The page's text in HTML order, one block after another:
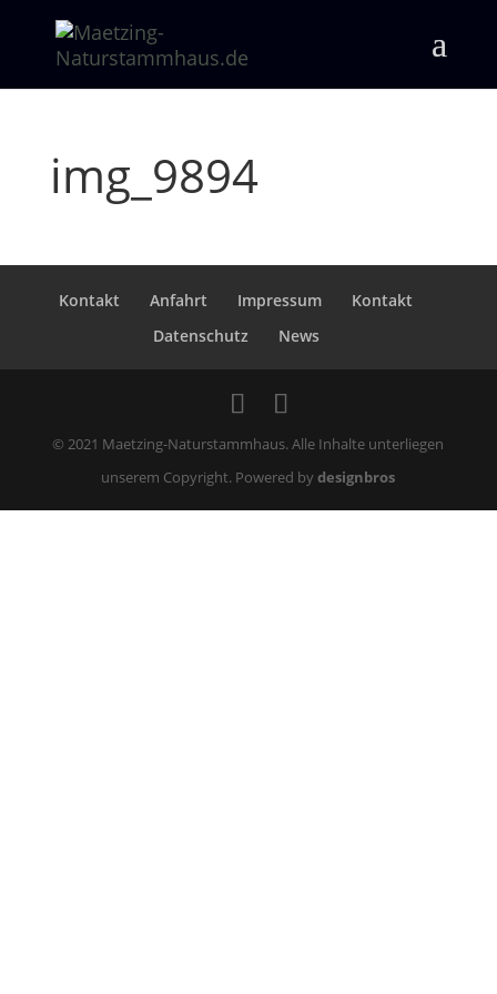
img_9894
Kontakt Anfahrt Impressum
Kontakt
Datenschutz
News
© 2021 Maetzing-Naturstammhaus. Alle Inhalte unterliegen
unserem Copyright. Powered bydesignbros